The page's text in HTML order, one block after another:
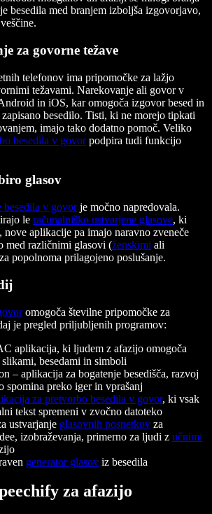
besedila med branjem izboljša izgovorjavo,
za govorne težave
telefonov ima pripomočke za lažjo
težavami. Narekovanje ali govor v
in iOS, kar omogoča izgovor besed in
besedilo. Tisti, ki ne morejo tipkati
imajo tako dodatno pomoč. Veliko
besedila v govorpodpira tudi funkcijo
glasov
besedila v govorje močno napredovala.
le računalniško ustvarjene glasove, ki
aplikacije pa imajo naravno zveneče
med različnimi glasovi (ženskimi ali
popolnoma prilagojeno poslušanje.
omogoča številne pripomočke za
je pregled priljubljenih programov:
aplikacija, ki ljudem z afazijo omogoča
besedami in simboli
– aplikacija za bogatenje besedišča, razvoj
spomina preko iger in vprašanj
za pretvorbo besedila v govor, ki vsak
tekst spremeni v zvočno datoteko
ustvarjanje glasovnih posnetkov za
izobraževanja, primerno za ljudi z učnimi
generator glasov iz besedila
za afazijo